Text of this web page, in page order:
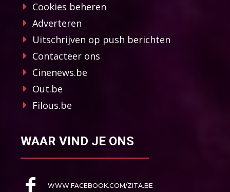
Cookies beheren
Adverteren
Uitschrijven op push berichten
Contacteer ons
Cinenews.be
Out.be
Filous.be
WAAR VIND JE ONS
WWW.FACEBOOK.COM/ZITA.BE